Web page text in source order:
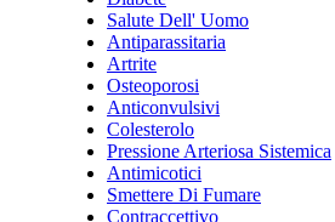
Salute Dell' Uomo
Antiparassitaria
Artrite
Osteoporosi
Anticonvulsivi
Colesterolo
Pressione Arteriosa Sistemica
Antimicotici
Smettere Di Fumare
Contraccettivo